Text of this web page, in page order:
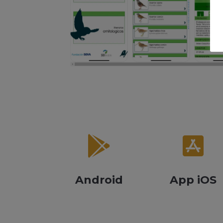

Android

App iOS